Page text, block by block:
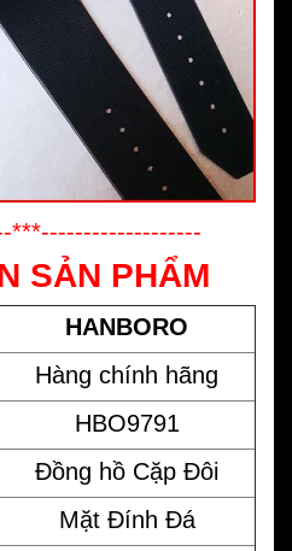
***-------------------
SẢN PHẨM
HANBORO
Hàng chính hãng
HBO9791
Đồng hồ Cặp Đôi
Mặt Đính Đá